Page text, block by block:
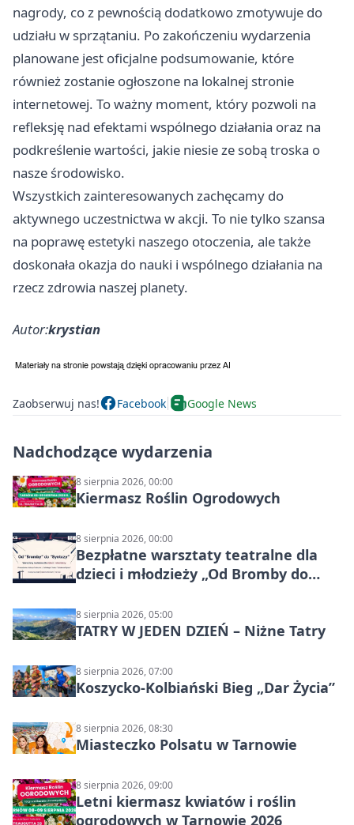
nagrody, co z pewnością dodatkowo zmotywuje do
udziału w sprzątaniu. Po zakończeniu wydarzenia
planowane jest oficjalne podsumowanie, które
również zostanie ogłoszone na lokalnej stronie
internetowej. To ważny moment, który pozwoli na
refleksję nad efektami wspólnego działania oraz na
podkreślenie wartości, jakie niesie ze sobą troska o
nasze środowisko.
Wszystkich zainteresowanych zachęcamy do
aktywnego uczestnictwa w akcji. To nie tylko szansa
na poprawę estetyki naszego otoczenia, ale także
doskonała okazja do nauki i wspólnego działania na
rzecz zdrowia naszej planety.
Autor:krystian
Zaobserwuj nas! Facebook Google News
Nadchodzące wydarzenia
8 sierpnia 2026, 00:00
Kiermasz Roślin Ogrodowych
8 sierpnia 2026, 00:00
Bezpłatne warsztaty teatralne dla
dzieci i młodzieży „Od Bromby do
8 sierpnia 2026, 05:00
TATRY W JEDEN DZIEŃ – Niżne Tatry
8 sierpnia 2026, 07:00
Koszycko-Kolbiański Bieg „Dar Życia”
8 sierpnia 2026, 08:30
Miasteczko Polsatu w Tarnowie
8 sierpnia 2026, 09:00
Letni kiermasz kwiatów i roślin
ogrodowych w Tarnowie 2026